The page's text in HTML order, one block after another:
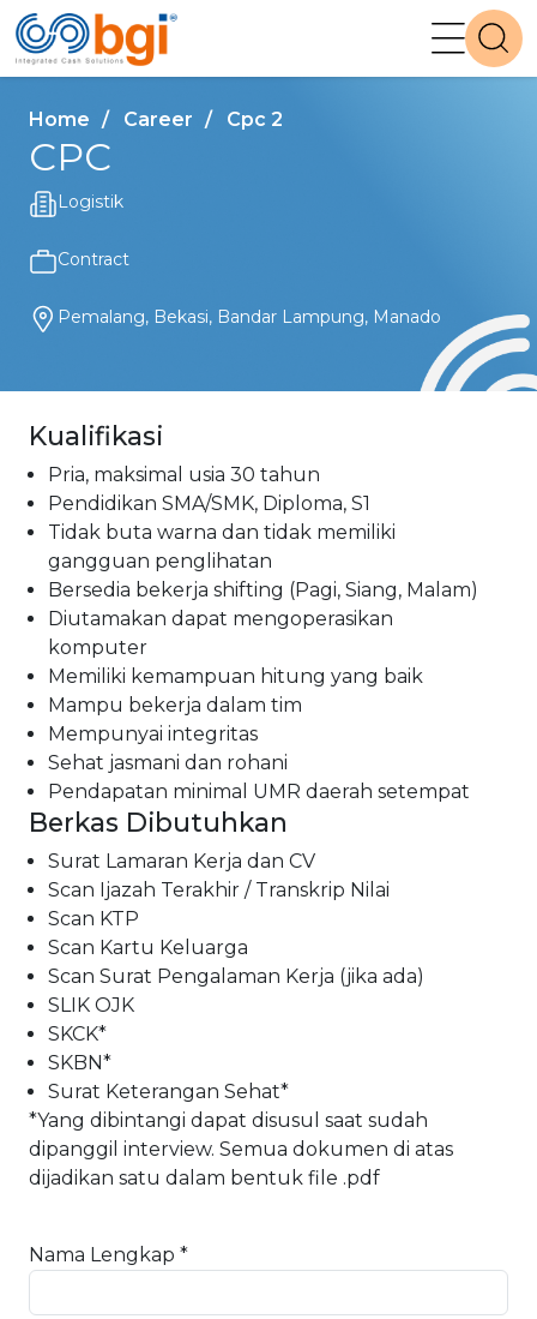
Home Career Cpc 2
CPC
Logistik
Contract
Pemalang, Bekasi, Bandar Lampung, Manado
Kualifikasi
Pria, maksimal usia 30 tahun
Pendidikan SMA/SMK, Diploma, S1
Tidak buta warna dan tidak memiliki
gangguan penglihatan
Bersedia bekerja shifting (Pagi, Siang, Malam)
Diutamakan dapat mengoperasikan
komputer
Memiliki kemampuan hitung yang baik
Mampu bekerja dalam tim
Mempunyai integritas
Sehat jasmani dan rohani
Pendapatan minimal UMR daerah setempat
Berkas Dibutuhkan
Surat Lamaran Kerja dan CV
Scan Ijazah Terakhir / Transkrip Nilai
Scan KTP
Scan Kartu Keluarga
Scan Surat Pengalaman Kerja (jika ada)
SLIK OJK
SKCK*
SKBN*
Surat Keterangan Sehat*
*Yang dibintangi dapat disusul saat sudah
dipanggil interview. Semua dokumen di atas
dijadikan satu dalam bentuk file .pdf
Nama Lengkap *